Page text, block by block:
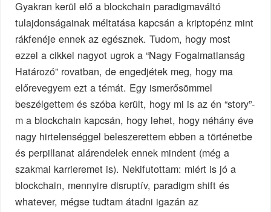
Gyakran kerül elő a blockchain paradigmaváltó
tulajdonságainak méltatása kapcsán a kriptopénz mint
rákfenéje ennek az egésznek. Tudom, hogy most
ezzel a cikkel nagyot ugrok a “Nagy Fogalmatlanság
Határozó” rovatban, de engedjétek meg, hogy ma
előrevegyem ezt a témát. Egy ismerősömmel
beszélgettem és szóba került, hogy mi is az én “story”-
m a blockchain kapcsán, hogy lehet, hogy néhány éve
nagy hirtelenséggel beleszerettem ebben a történetbe
és perpillanat alárendelek ennek mindent (még a
szakmai karrieremet is). Nekifutottam: miért is jó a
blockchain, mennyire disruptív, paradigm shift és
whatever, mégse tudtam átadni igazán az